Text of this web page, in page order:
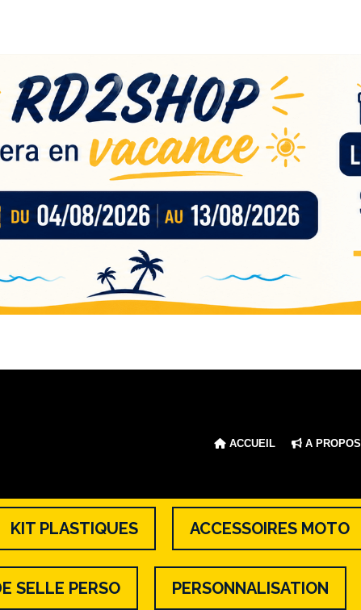
ACCUEIL A PROPOS
KIT PLASTIQUES ACCESSOIRES MOTO
SELLE PERSO PERSONNALISATION